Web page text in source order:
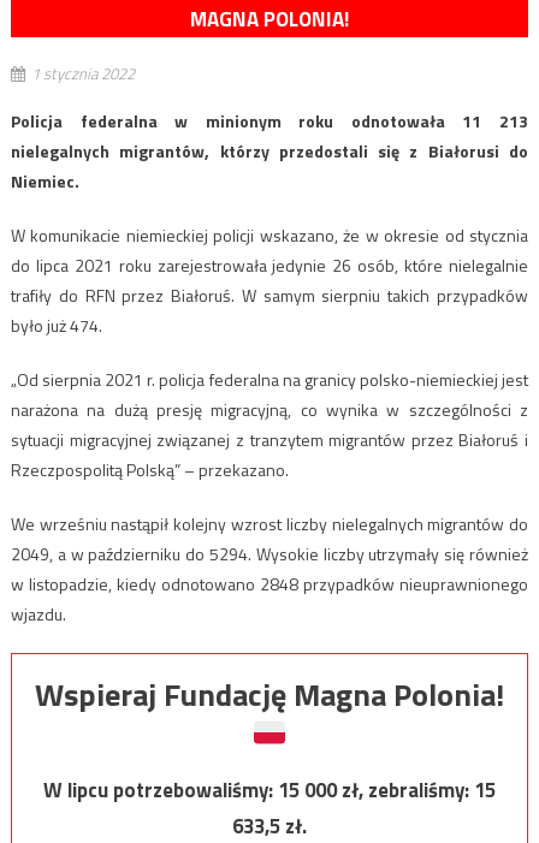
MAGNA POLONIA!
1 stycznia 2022
Policja federalna w minionym roku odnotowała 11 213
nielegalnych migrantów, którzy przedostali się z Białorusi do
Niemiec.
W komunikacie niemieckiej policji wskazano, że w okresie od stycznia
do lipca 2021 roku zarejestrowała jedynie 26 osób, które nielegalnie
trafiły do RFN przez Białoruś. W samym sierpniu takich przypadków
było już 474.
„Od sierpnia 2021 r. policja federalna na granicy polsko-niemieckiej jest
narażona na dużą presję migracyjną, co wynika w szczególności z
sytuacji migracyjnej związanej z tranzytem migrantów przez Białoruś i
Rzeczpospolitą Polską” – przekazano.
We wrześniu nastąpił kolejny wzrost liczby nielegalnych migrantów do
2049, a w październiku do 5294. Wysokie liczby utrzymały się również
w listopadzie, kiedy odnotowano 2848 przypadków nieuprawnionego
wjazdu.
Wspieraj Fundację Magna Polonia!
W lipcu potrzebowaliśmy:15 000zł, zebraliśmy:15
633,5zł.